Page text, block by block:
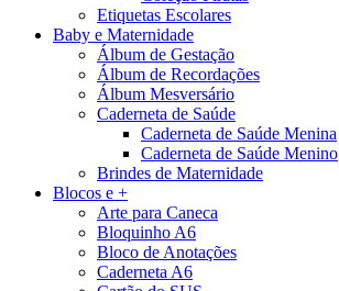
Etiquetas Escolares
Baby e Maternidade
Álbum de Gestação
Álbum de Recordações
Álbum Mesversário
Caderneta de Saúde
Caderneta de Saúde Menina
Caderneta de Saúde Menino
Brindes de Maternidade
Blocos e +
Arte para Caneca
Bloquinho A6
Bloco de Anotações
Caderneta A6